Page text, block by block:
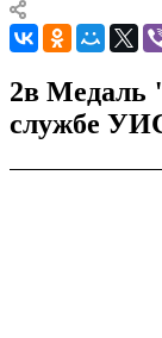
2в Медаль
службе